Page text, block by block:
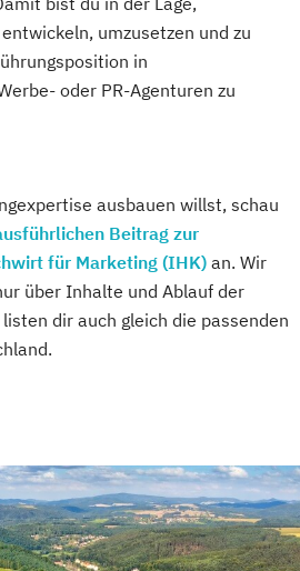
umzusetzen und zu
in
oder PR-Agenturen zu
ausbauen willst, schau
Beitrag zur
für Marketing (IHK)an. Wir
über Inhalte und Ablauf der
dir auch gleich die passenden